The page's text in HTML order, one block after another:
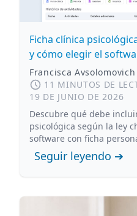
Ficha clínica
y cómo elegir el
Francisca Avsolomovich
11 MINUTOS DE
19 DE JUNIO DE 2026
Descubre qué debe
psicológica según la ley
software con ficha
Seguir leyendo ➔